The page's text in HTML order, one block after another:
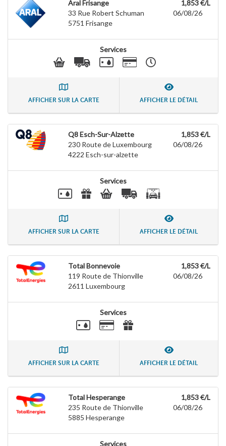
Aral Frisange
33 Rue Robert Schuman
5751 Frisange
1,853 €/L
06/08/26
Services
AFFICHER SUR LA CARTE AFFICHER LE DÉTAIL
Q8 Esch-Sur-Alzette
230 Route de Luxembourg
4222 Esch-sur-alzette
1,853 €/L
06/08/26
Services
AFFICHER SUR LA CARTE AFFICHER LE DÉTAIL
Total Bonnevoie
119 Route de Thionville
2611 Luxembourg
1,853 €/L
06/08/26
Services
AFFICHER SUR LA CARTE AFFICHER LE DÉTAIL
Total Hesperange
235 Route de Thionville
5885 Hesperange
1,853 €/L
06/08/26
Services